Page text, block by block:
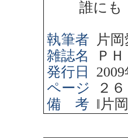
誰にも
執筆者
片
雑誌名
Ｐ
発行日
2009
ページ
２
備 考 ‖片